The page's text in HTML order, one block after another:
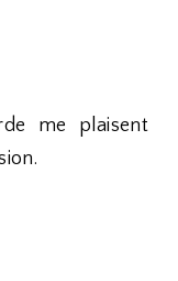
me plaisent